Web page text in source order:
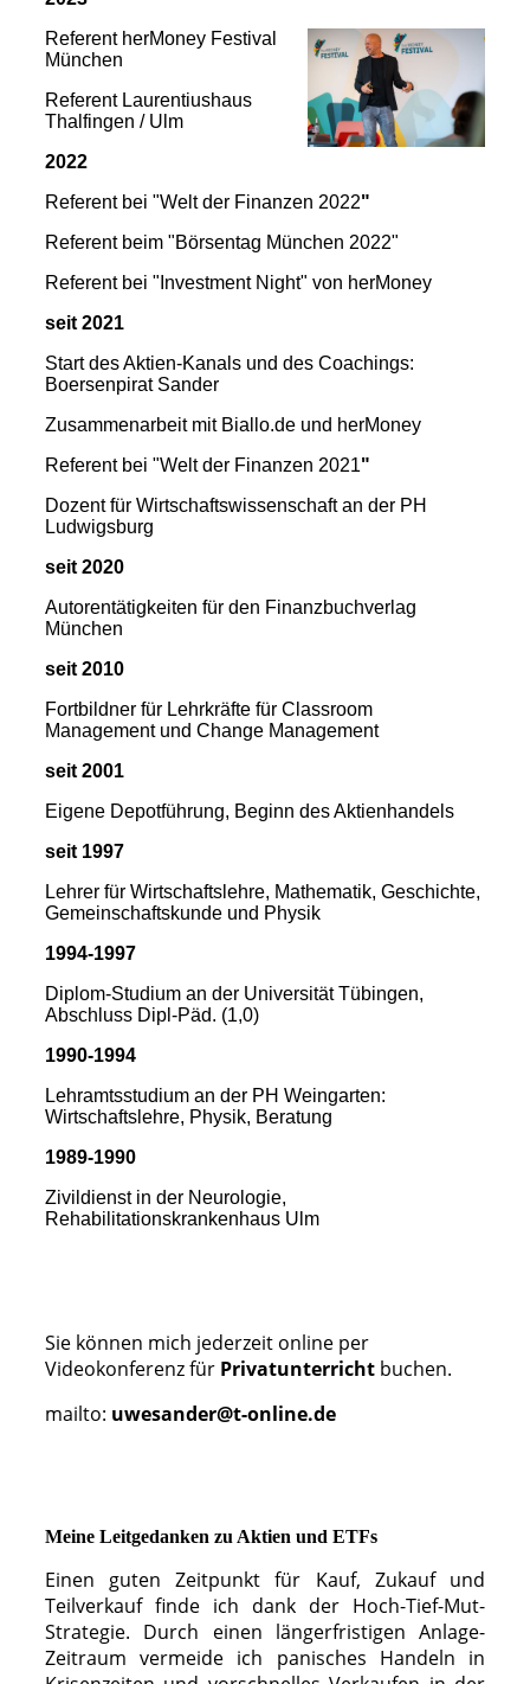
Referent herMoney Festival
München
Referent Laurentiushaus
Thalfingen / Ulm
2022
Referent bei "Welt der Finanzen 2022"
Referent beim "Börsentag München 2022"
Referent bei "Investment Night" von herMoney
seit 2021
Start des Aktien-Kanals und des Coachings:
Boersenpirat Sander
Zusammenarbeit mit Biallo.de und herMoney
Referent bei "Welt der Finanzen 2021"
Dozent für Wirtschaftswissenschaft an der PH
Ludwigsburg
seit 2020
Autorentätigkeiten für den Finanzbuchverlag
München
seit 2010
Fortbildner für Lehrkräfte für Classroom
Management und Change Management
seit 2001
Eigene Depotführung, Beginn des Aktienhandels
seit 1997
Lehrer für Wirtschaftslehre, Mathematik, Geschichte,
Gemeinschaftskunde und Physik
1994-1997
Diplom-Studium an der Universität Tübingen,
Abschluss Dipl-Päd. (1,0)
1990-1994
Lehramtsstudium an der PH Weingarten:
Wirtschaftslehre, Physik, Beratung
1989-1990
Zivildienst in der Neurologie,
Rehabilitationskrankenhaus Ulm
Sie können mich jederzeit online per
Videokonferenz für Privatunterricht buchen.
mailto: uwesander@t-online.de
Meine Leitgedanken zu Aktien und ETFs
Einen guten Zeitpunkt für Kauf, Zukauf und
Teilverkauf finde ich dank der Hoch-Tief-Mut-
Strategie. Durch einen längerfristigen Anlage-
Zeitraum vermeide ich panisches Handeln in